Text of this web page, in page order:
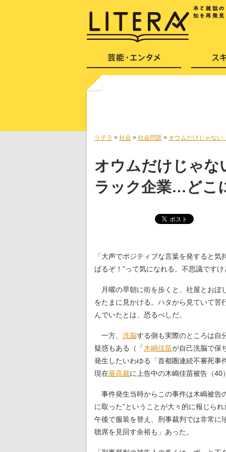
リテラ > 社会 > 社会問題 > オウムだけじゃない
オウムだけじゃな
ラック企業…どこ
「大声でポジティブな言葉を発すると
ばるぞ！”って気になれる。不思議です
月曜の早朝に街を歩くと、社屋とおぼ
をたまに見かける。ハタから見ていて
んでいたとは、恐るべしだ。
一方、 洗脳する側も実際のところは自
疑惑もある（「木嶋佳苗が自己洗脳で保
発生したいわゆる「首都圏連続不審死事
現在最高裁に上告中の木嶋佳苗被告（
事件発生当時からこの事件は木嶋被告
に取った”ということが大々的に報じら
午後で服装を替え、刑事裁判では非常に
聴席を見回す余裕も」あった。